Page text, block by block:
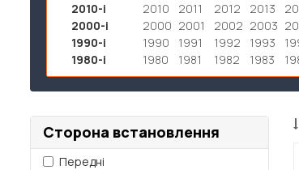
2010-і
2010 2011 2012 2013
2000-і
2000 2001 2002 2003
1990-і
1990 1991 1992 1993
1980-і
1980 1981 1982 1983
Сторона встановлення
Передні